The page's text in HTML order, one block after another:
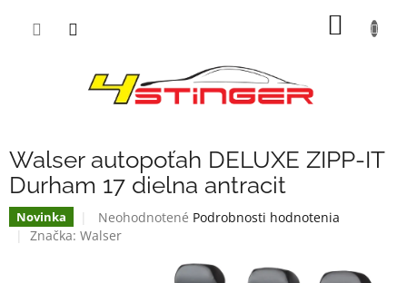
Walser autopoťah DELUXE ZIPP-IT
Durham 17 dielna antracit
Novinka
Priemerné
hodnotenie
Neohodnotené Podrobnosti hodnotenia
Značka: Walser